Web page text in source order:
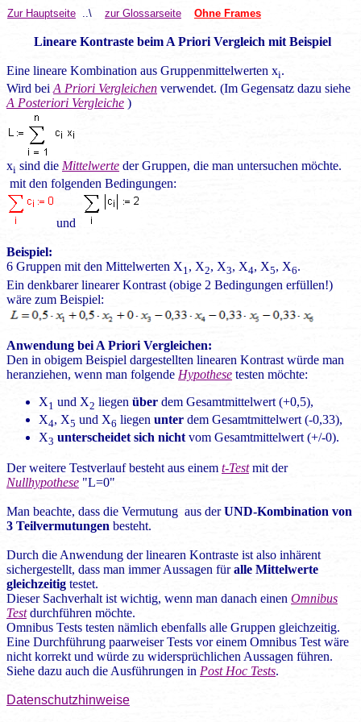
Zur Hauptseite ..\ zur Glossarseite Ohne Frames
Lineare Kontraste beim A Priori Vergleich mit Beispiel
Eine lineare Kombination aus Gruppenmittelwerten xi.
Wird bei A Priori Vergleichen verwendet. (Im Gegensatz dazu siehe
A Posteriori Vergleiche )
xi sind die Mittelwerte der Gruppen, die man untersuchen möchte.
mit den folgenden Bedingungen:
und
Beispiel:
6 Gruppen mit den Mittelwerten X1, X2, X3, X4, X5, X6.
Ein denkbarer linearer Kontrast (obige 2 Bedingungen erfüllen!)
wäre zum Beispiel:
Anwendung bei A Priori Vergleichen:
Den in obigem Beispiel dargestellten linearen Kontrast würde man
heranziehen, wenn man folgende Hypothese testen möchte:
X1 und X2 liegen über dem Gesamtmittelwert (+0,5),
X4, X5 und X6 liegen unter dem Gesamtmittelwert (-0,33),
X3 unterscheidet sich nicht vom Gesamtmittelwert (+/-0).
Der weitere Testverlauf besteht aus einem t-Testmit der
Nullhypothese "L=0"
Man beachte, dass die Vermutung aus derUND-Kombination von
3 Teilvermutungen besteht.
Durch die Anwendung der linearen Kontraste ist also inhärent
sichergestellt, dass man immer Aussagen füralle Mittelwerte
gleichzeitig testet.
Dieser Sachverhalt ist wichtig, wenn man danach einen Omnibus
Testdurchführen möchte.
Omnibus Tests testen nämlich ebenfalls alle Gruppen gleichzeitig.
Eine Durchführung paarweiser Tests vor einem Omnibus Test wäre
nicht korrekt und würde zu widersprüchlichen Aussagen führen.
Siehe dazu auch die Ausführungen in Post Hoc Tests.
Datenschutzhinweise